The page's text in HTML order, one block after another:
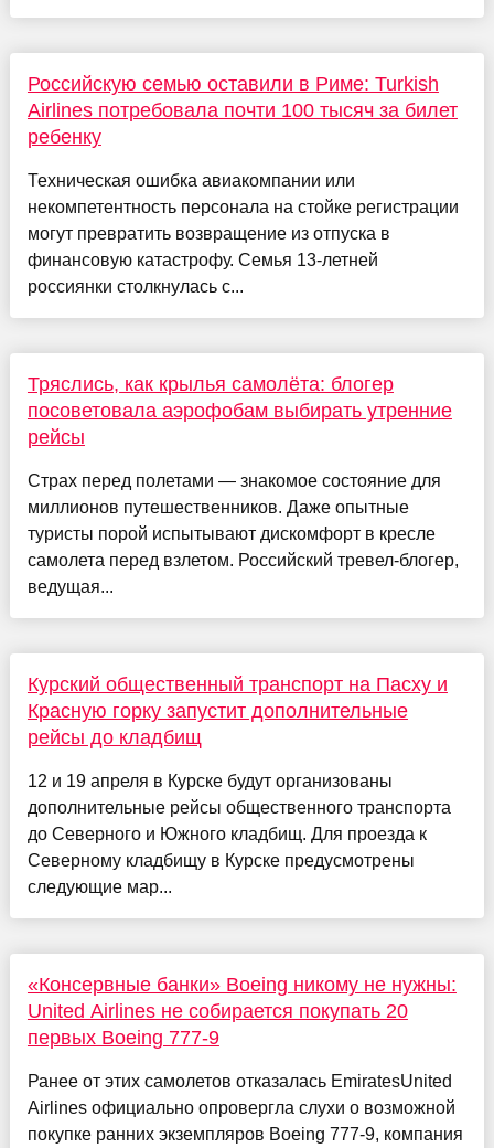
Российскую семью оставили в Риме: Turkish
Airlines потребовала почти 100 тысяч за билет
ребенку
Техническая ошибка авиакомпании или
некомпетентность персонала на стойке регистрации
могут превратить возвращение из отпуска в
финансовую катастрофу. Семья 13-летней
россиянки столкнулась с...
Тряслись, как крылья самолёта: блогер
посоветовала аэрофобам выбирать утренние
рейсы
Страх перед полетами — знакомое состояние для
миллионов путешественников. Даже опытные
туристы порой испытывают дискомфорт в кресле
самолета перед взлетом. Российский тревел-блогер,
ведущая...
Курский общественный транспорт на Пасху и
Красную горку запустит дополнительные
рейсы до кладбищ
12 и 19 апреля в Курске будут организованы
дополнительные рейсы общественного транспорта
до Северного и Южного кладбищ. Для проезда к
Северному кладбищу в Курске предусмотрены
следующие мар...
«Консервные банки» Boeing никому не нужны:
United Airlines не собирается покупать 20
первых Boeing 777-9
Ранее от этих самолетов отказалась EmiratesUnited
Airlines официально опровергла слухи о возможной
покупке ранних экземпляров Boeing 777-9, компания